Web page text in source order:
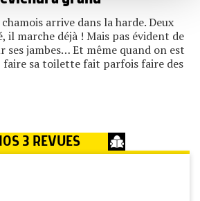
lors de votre utilisation de leurs
arrive dans la harde. Deux
il marche déjà ! Mais pas évident de
ses jambes… Et même quand on est
faire sa toilette fait parfois faire des
3 REVUES